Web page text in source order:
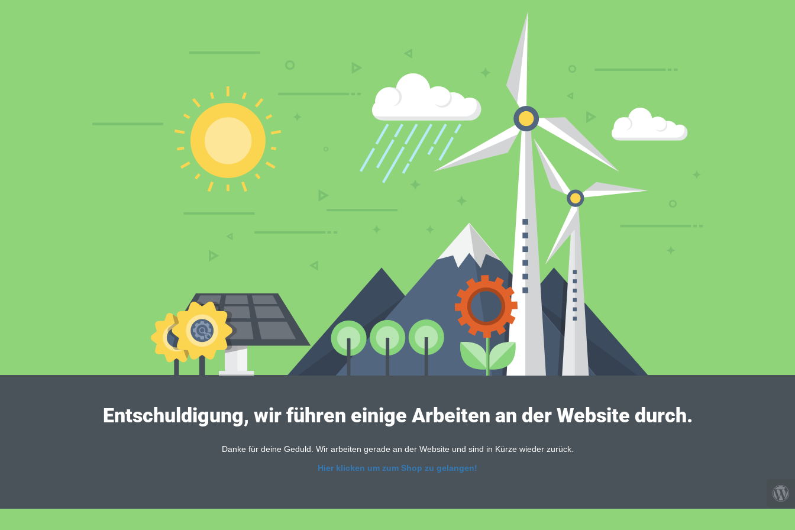
Entschuldigung, wir führen einige Arbeiten an der Website durch.
Danke für deine Geduld. Wir arbeiten gerade an der Website und sind in Kürze wieder zurück.
Hier klicken um zum Shop zu gelangen!